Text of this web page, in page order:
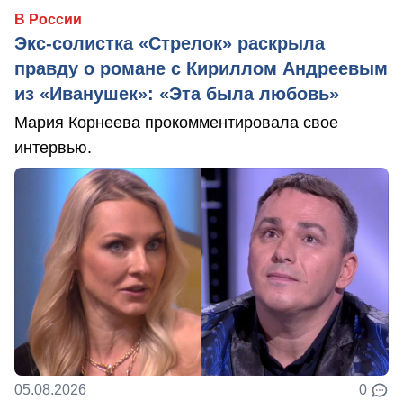
В России
Экс-солистка «Стрелок» раскрыла
правду о романе с Кириллом Андреевым
из «Иванушек»: «Эта была любовь»
Мария Корнеева прокомментировала свое
интервью.
05.08.2026 0